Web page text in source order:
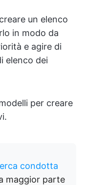
un elenco
in modo da
e agire di
elenco dei
per creare
condotta
maggior parte